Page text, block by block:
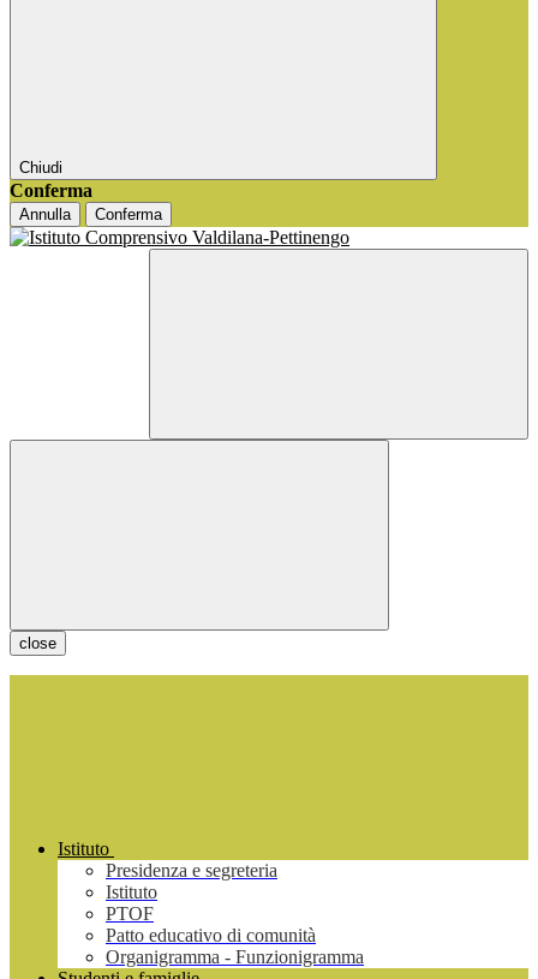
Chiudi
Conferma
Annulla Conferma
close
Istituto
Presidenza e segreteria
Istituto
PTOF
Patto educativo di comunità
Organigramma - Funzionigramma